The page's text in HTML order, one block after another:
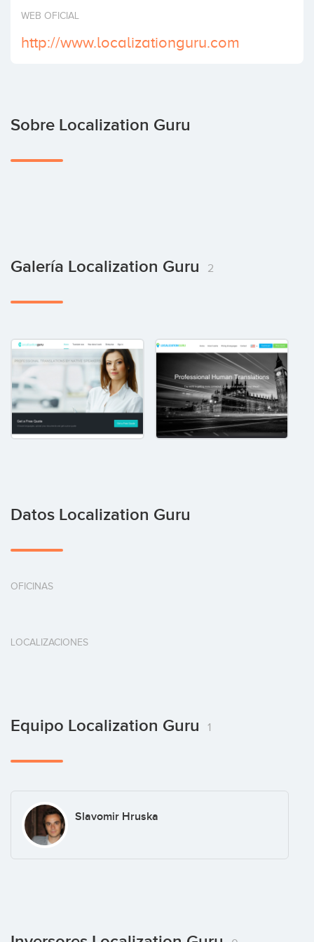
Invertir
WEB OFICIAL
http://www.localizationguru.com
Sobre Localization Guru
Galería Localization Guru 2
Datos Localization Guru
OFICINAS
LOCALIZACIONES
Equipo Localization Guru 1
Slavomir Hruska